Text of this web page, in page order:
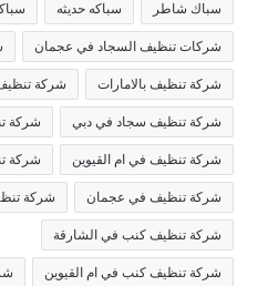
سباك شاطر سباكه حديثه
شركات تنظيف السجاد في عجمان
شركة تنظيف بالامارات شركة
شركة تنظيف سجاد في دبي شركة
شركة تنظيف في ام القيوين شركة
شركة تنظيف في عجمان شركة
شركة تنظيف كنب في الشارقة
شركة تنظيف كنب في ام القيوين